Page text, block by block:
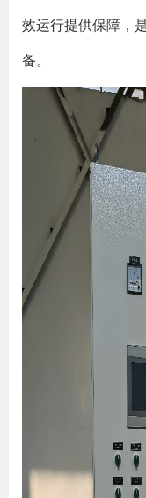
效运行提供保障，
备。